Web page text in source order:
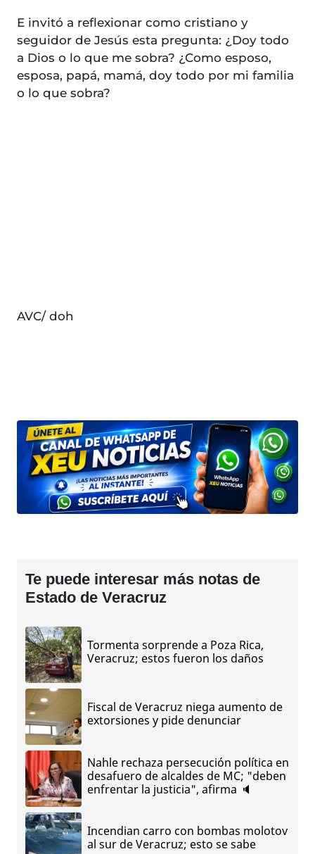
E invitó a reflexionar como cristiano y
seguidor de Jesús esta pregunta: ¿Doy todo
a Dios o lo que me sobra? ¿Como esposo,
esposa, papá, mamá, doy todo por mi familia
o lo que sobra?
AVC/ doh
Te puede interesar más notas de
Estado de Veracruz
Tormenta sorprende a Poza Rica,
Veracruz; estos fueron los daños
Fiscal de Veracruz niega aumento de
extorsiones y pide denunciar
Nahle rechaza persecución política en
desafuero de alcaldes de MC; "deben
enfrentar la justicia", afirma 🔈
Incendian carro con bombas molotov
al sur de Veracruz; esto se sabe